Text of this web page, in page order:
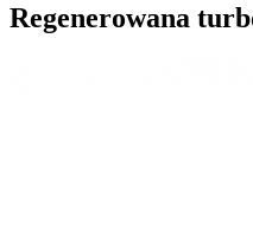
Regenerowana